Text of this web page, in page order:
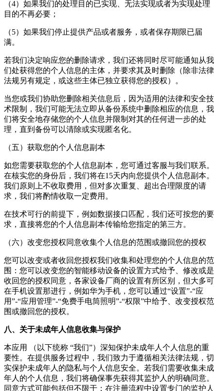
（4）如果我们的处理目的已实现、无法实现或者为实现处理
目的不再必要；
（5）如果我们停止提供产品或者服务，或者保存期限已届
满。
若我们决定响应您的删除请求，我们还将同时尽可能通知从我
们处获得您的个人信息的主体，并要求其及时删除（除非法律
法规另有规定，或这些主体已独立获得您的授权）。
当您或我们协助您删除相关信息后，因为适用的法律和安全技
术限制，我们可能无法立即从备份系统中删除相应的信息，我
们将安全地存储您的个人信息并限制对其的任何进一步的处
理，直到备份可以清除或实现匿名化。
（五）获取您的个人信息副本
如您需要获取您的个人信息副本，您可通过客服与我们联系。
在核实您的身份后，我们将在15天内向您提供个人信息副本。
我们原则上不收取费用，但对多次重复、超出合理限度的请
求，我们将酌情收取一定费用。
在技术可行的前提下，例如数据接口匹配，我们还可按您的要
求，直接将您的个人信息副本传输给您指定的第三方。
（六）改变您授权同意收集个人信息的范围或撤回您的授权
您可以改变或者收回您授权我们收集和处理您的个人信息的范
围：您可以改变您的智能移动设备的设置方式给予、修改或是
收回您的授权同意，各家设备厂商的设置有所区别，但大多可
在手机设置那进行，例如华为手机，您可以通过“设置”-“应
用”-“应用管理”-“免费手电筒照明”-“权限”中给予、改变授权范
围或撤回您的授权。
八、关于未成年人信息收集与保护
本应用 （以下统称 “我们”）深知保护未成年人个人信息的重
要性。在提供服务过程中，我们致力于遵循相关法律法规，切
实保护未成年人的隐私与个人信息安全。若我们需要收集未成
年人的个人信息，我们将确保事先获得其监护人的明确同意。
同意方式可能包括但不限于：在注册流程中设置专门的监护人